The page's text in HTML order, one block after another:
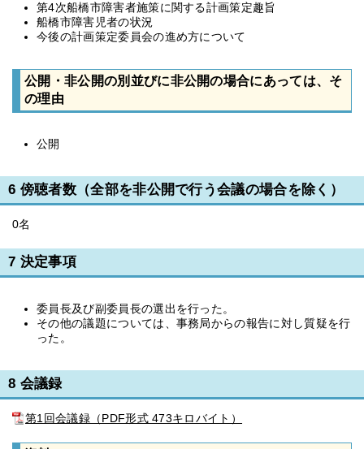
第4次船橋市障害者施策に関する計画策定趣旨
船橋市障害児者の状況
今後の計画策定委員会の進め方について
公開・非公開の別並びに非公開の場合にあっては、そ
の理由
公開
6 傍聴者数（全部を非公開で行う会議の場合を除く）
0名
7 決定事項
委員長及び副委員長の選出を行った。
その他の議題については、事務局からの報告に対し質疑を行
った。
8 会議録
第1回会議録（PDF形式 473キロバイト）